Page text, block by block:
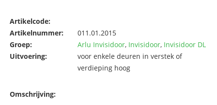
Artikelcode:
Artikelnummer:
011.01.2015
Groep:
Arlu Invisidoor, Invisidoor, Invisidoor DL
Uitvoering:
voor enkele deuren in verstek of
verdieping hoog
Omschrijving: